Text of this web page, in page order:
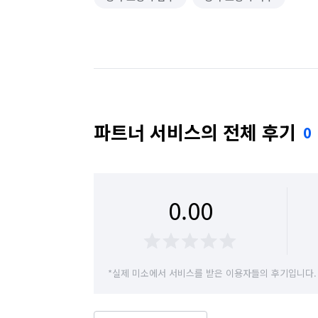
파트너 서비스의 전체 후기 0
0.00
*실제 미소에서 서비스를 받은 이용자들의 후기입니다.